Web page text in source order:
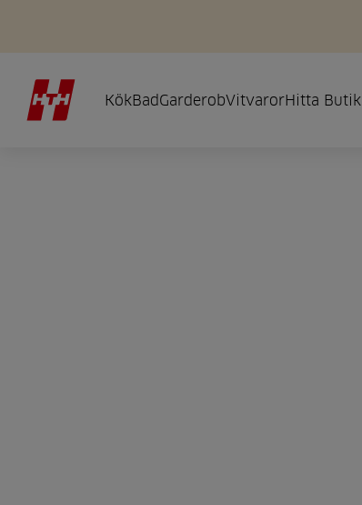
KökBadGarderobVitvarorHitta Butik